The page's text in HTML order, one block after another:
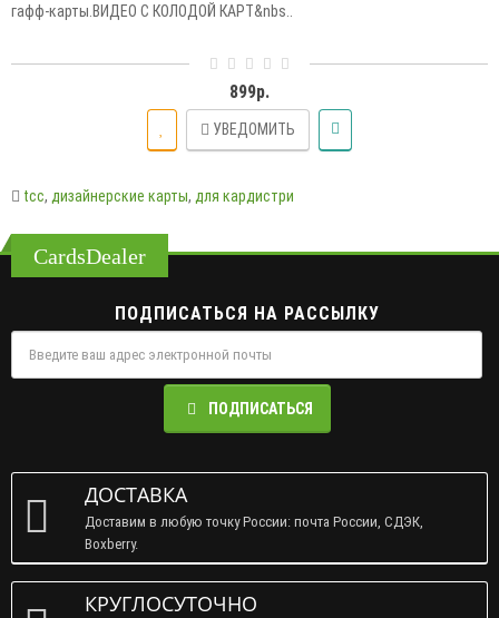
гафф-карты.ВИДЕО С КОЛОДОЙ КАРТ&nbs..
899р.
УВЕДОМИТЬ
tcc, дизайнерские карты, для кардистри
CardsDealer
ПОДПИСАТЬСЯ НА РАССЫЛКУ
ПОДПИСАТЬСЯ
ДОСТАВКА
Доставим в любую точку России: почта России, СДЭК,
Boxberry.
КРУГЛОСУТОЧНО